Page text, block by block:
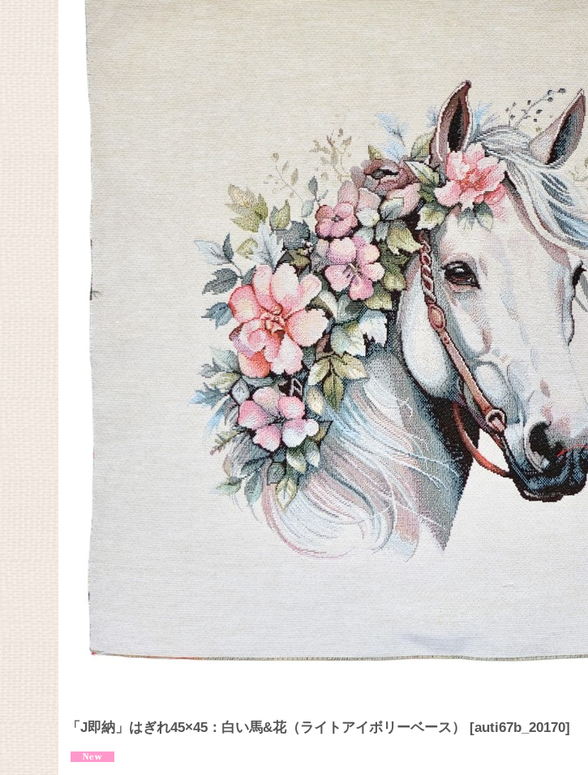
「J即納」はぎれ45×45：白い馬&花（ライトアイボリーベース） [auti67b_20170]